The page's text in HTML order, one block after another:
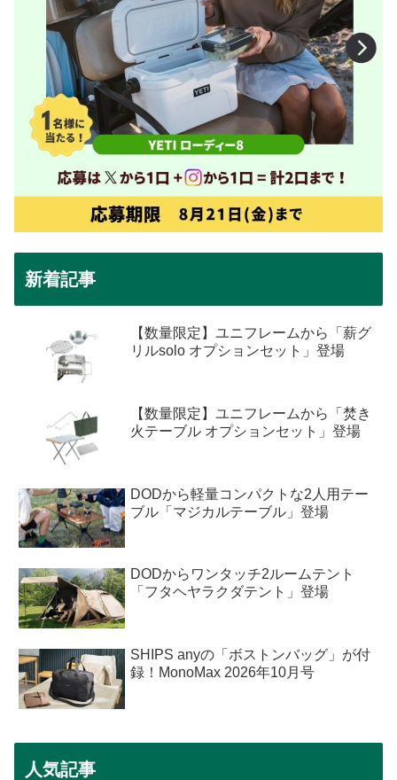
新着記事
【数量限定】ユニフレームから「薪グ
リルsolo オプションセット」登場
【数量限定】ユニフレームから「焚き
火テーブル オプションセット」登場
DODから軽量コンパクトな2人用テー
ブル「マジカルテーブル」登場
DODからワンタッチ2ルームテント
「フタヘヤラクダテント」登場
SHIPS anyの「ボストンバッグ」が付
録！MonoMax 2026年10月号
人気記事